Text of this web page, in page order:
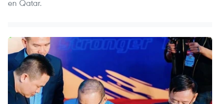
en Qatar.